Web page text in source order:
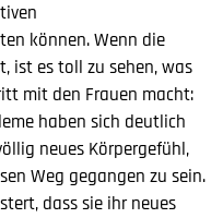
können. Wenn die
ist es toll zu sehen, was
mit den Frauen macht:
haben sich deutlich
neues Körpergefühl,
Weg gegangen zu sein.
dass sie ihr neues